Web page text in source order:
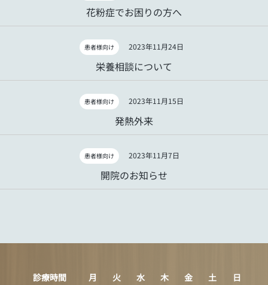
花粉症でお困りの方へ
2023年11月24日
患者様向け
栄養相談について
2023年11月15日
患者様向け
発熱外来
2023年11月7日
患者様向け
開院のお知らせ
診療時間 月 火 水 木 金 土 日